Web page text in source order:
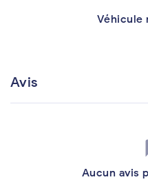
Véhicule
Avis
Aucun avis